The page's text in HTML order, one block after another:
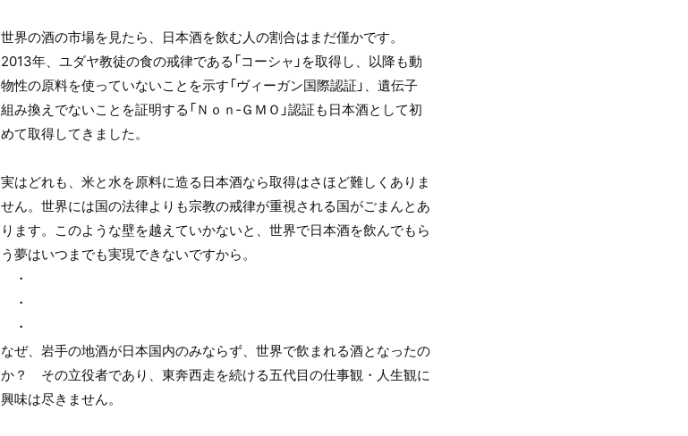
世界の酒の市場を見たら、日本酒を飲む人の割合はまだ僅かです。
2013年、ユダヤ教徒の食の戒律である「コーシャ」を取得し、以降も動
物性の原料を使っていないことを示す「ヴィーガン国際認証」、遺伝子
組み換えでないことを証明する「Ｎｏｎ‐ＧＭＯ」認証も日本酒として初
めて取得してきました。
実はどれも、米と水を原料に造る日本酒なら取得はさほど難しくありま
せん。世界には国の法律よりも宗教の戒律が重視される国がごまんとあ
ります。このような壁を越えていかないと、世界で日本酒を飲んでもら
う夢はいつまでも実現できないですから。
・
・
・
なぜ、岩手の地酒が日本国内のみならず、世界で飲まれる酒となったの
か？ その立役者であり、東奔西走を続ける五代目の仕事観・人生観に
興味は尽きません。